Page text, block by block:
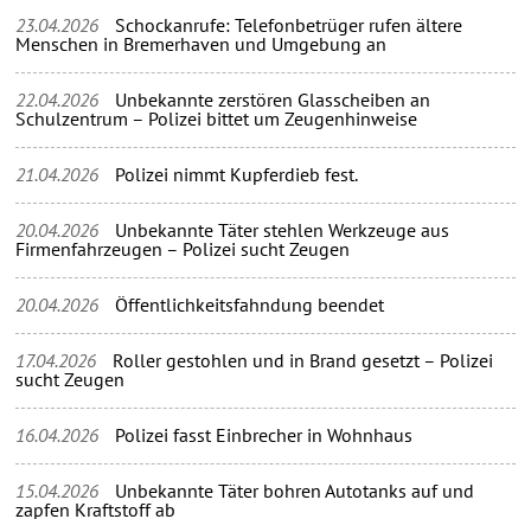
23.04.2026
Schockanrufe: Telefonbetrüger rufen ältere
Menschen in Bremerhaven und Umgebung an
22.04.2026
Unbekannte zerstören Glasscheiben an
Schulzentrum – Polizei bittet um Zeugenhinweise
21.04.2026 Polizei nimmt Kupferdieb fest.
20.04.2026
Unbekannte Täter stehlen Werkzeuge aus
Firmenfahrzeugen – Polizei sucht Zeugen
20.04.2026 Öffentlichkeitsfahndung beendet
17.04.2026
Roller gestohlen und in Brand gesetzt – Polizei
sucht Zeugen
16.04.2026 Polizei fasst Einbrecher in Wohnhaus
15.04.2026
Unbekannte Täter bohren Autotanks auf und
zapfen Kraftstoff ab